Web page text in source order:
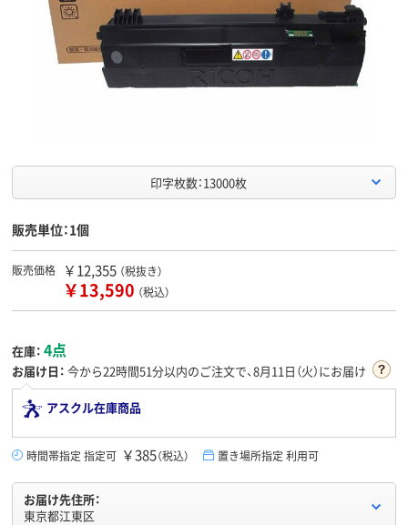
印字枚数：13000枚
販売単位：1個
販売価格 ￥12,355 （税抜き）
￥13,590 （税込）
在庫： 4点
お届け日： 今から22時間51分以内のご注文で、8月11日（火）にお届け
アスクル在庫商品
時間帯指定 指定可 ￥385（税込） 置き場所指定 利用可
お届け先住所：
東京都江東区